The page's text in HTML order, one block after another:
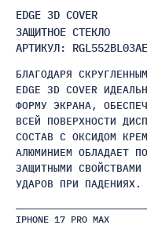
EDGE 3D COVER
ЗАЩИТНОЕ СТЕКЛО
БЛАГОДАРЯ
EDGE 3D COVER
ФОРМУ ЭКРАНА,
ВСЕЙ ПОВЕРХНОСТИ
СОСТАВ С ОКСИДОМ
АЛЮМИНИЕМ ОБЛАДАЕТ
ЗАЩИТНЫМИ
УДАРОВ ПРИ ПАДЕНИЯХ.
АРТИКУЛ:
IPHONE 17 PRO MAX